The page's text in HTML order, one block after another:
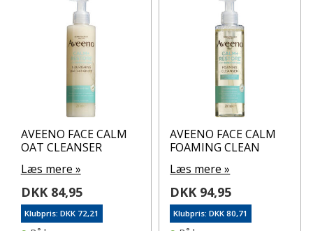
AVEENO FACE CALM
OAT CLEANSER
Læs mere »
DKK 84,95
Klubpris: DKK 72,21
AVEENO FACE CALM
FOAMING CLEAN
Læs mere »
DKK 94,95
Klubpris: DKK 80,71